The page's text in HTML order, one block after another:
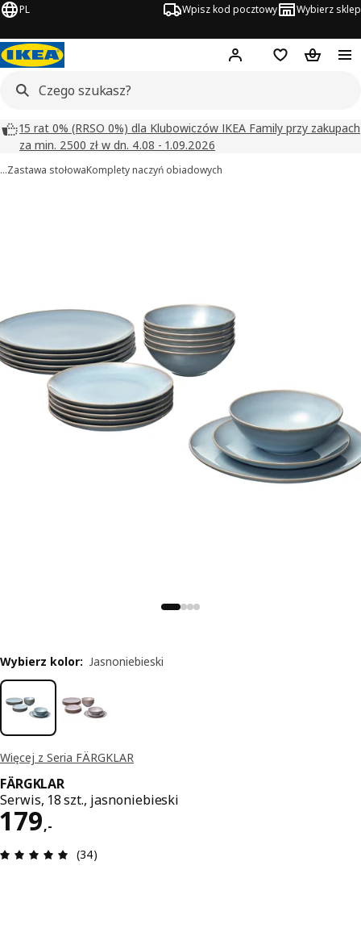
PL Wpisz kod pocztowy Wybierz sklep
Hej! Zaloguj się
Lista zakupowa
Koszyk
15 rat 0% (RRSO 0%) dla Klubowiczów IKEA Family przy zakupach
za min. 2500 zł w dn. 4.08 - 1.09.2026
…Zastawa stołowaKomplety naczyń obiadowych
Więcej z Seria FÄRGKLAR
FÄRGKLAR
Serwis, 18 szt., jasnoniebieski
179,-
Cena 179,-
Opinia: 5 na 5 gwiazdki. Recenzje ogółem: 34
(34)
Wybierz kolor: Jasnoniebieski